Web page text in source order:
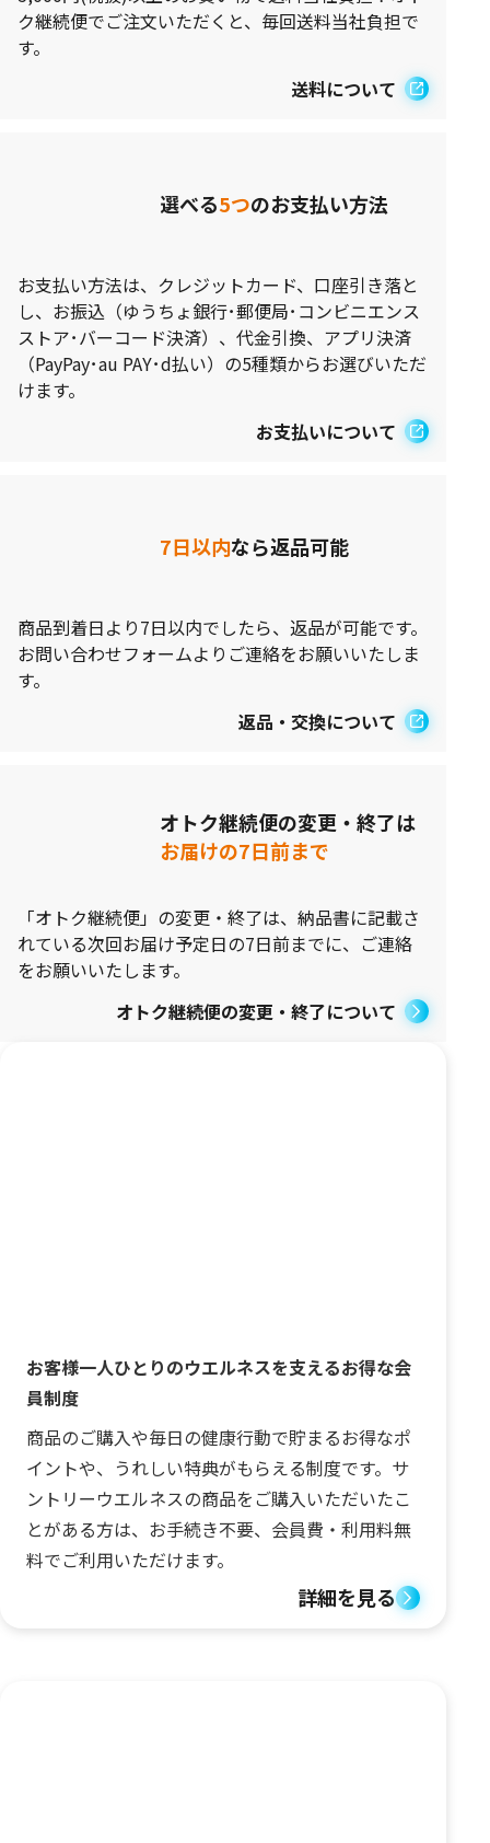
ク継続便でご注文いただくと、毎回送料当社負担で
す。
送料について
選べる5つのお支払い方法
お支払い方法は、クレジットカード、口座引き落と
し、お振込（ゆうちょ銀行･郵便局･コンビニエンス
ストア･バーコード決済）、代金引換、アプリ決済
（PayPay･au PAY･d払い）の5種類からお選びいただ
けます。
お支払いについて
7日以内なら返品可能
商品到着日より7日以内でしたら、返品が可能です。
お問い合わせフォームよりご連絡をお願いいたしま
す。
返品・交換について
オトク継続便の変更・終了は
お届けの7日前まで
「オトク継続便」の変更・終了は、納品書に記載さ
れている次回お届け予定日の7日前までに、ご連絡
をお願いいたします。
オトク継続便の変更・終了について
お客様一人ひとりのウエルネスを支えるお得な会
員制度
商品のご購入や毎日の健康行動で貯まるお得なポ
イントや、うれしい特典がもらえる制度です。サ
ントリーウエルネスの商品をご購入いただいたこ
とがある方は、お手続き不要、会員費・利用料無
料でご利用いただけます。
詳細を見る